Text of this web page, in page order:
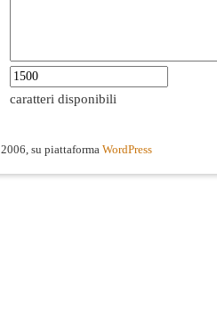
caratteri disponibili
2006, su piattaforma WordPress